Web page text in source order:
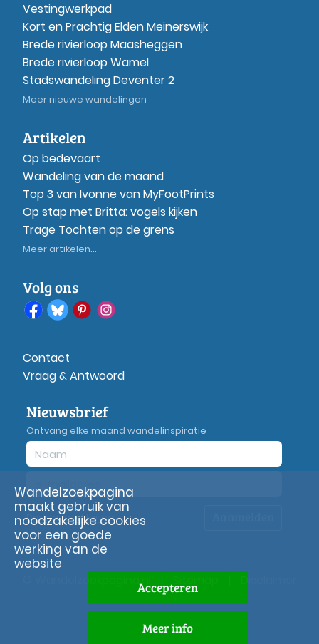
Vestingwerkpad
Kort en Prachtig Elden Meinerswijk
Brede rivierloop Maasheggen
Brede rivierloop Wamel
Stadswandeling Deventer 2
Meer nieuwe wandelingen
Artikelen
Op bedevaart
Wandeling van de maand
Top 3 van Ivonne van MyFootPrints
Op stap met Britta: vogels kijken
Trage Tochten op de grens
Meer artikelen...
Volg ons
Contact
Vraag & Antwoord
Nieuwsbrief
Ontvang elke maand wandelinspiratie
Privacyverklaring
© Wandelzoekpagina.nl
Wandelzoekpagina
maakt gebruik van
noodzakelijke cookies
voor een goede
werking van de
website
Accepteren
Meer info